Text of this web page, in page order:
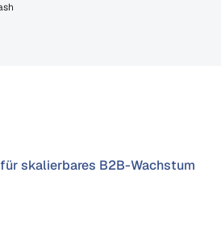
skalierbares B2B-Wachstum